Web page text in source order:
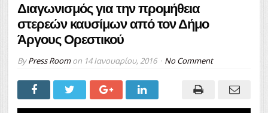
Διαγωνισμός για την προμήθεια
στερεών καυσίμων από τον Δήμο
Άργους Ορεστικού
ByPress Roomon 14 Ιανουαρίου, 2016 No Comment